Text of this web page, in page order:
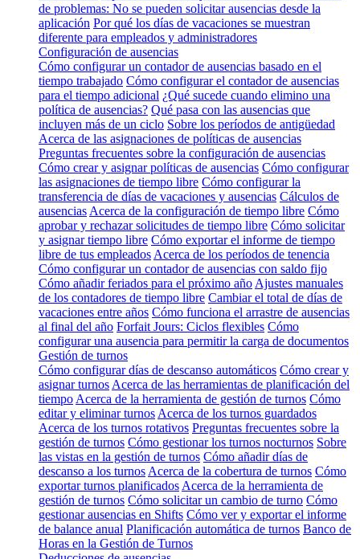
de problemas: No se pueden solicitar ausencias desde la
aplicación Por qué los días de vacaciones se muestran
diferente para empleados y administradores
Configuración de ausencias
Cómo configurar un contador de ausencias basado en el
tiempo trabajado Cómo configurar el contador de ausencias
para el tiempo adicional ¿Qué sucede cuando elimino una
política de ausencias? Qué pasa con las ausencias que
incluyen más de un ciclo Sobre los períodos de antigüedad
Acerca de las asignaciones de políticas de ausencias
Preguntas frecuentes sobre la configuración de ausencias
Cómo crear y asignar políticas de ausencias Cómo configurar
las asignaciones de tiempo libre Cómo configurar la
transferencia de días de vacaciones y ausencias Cálculos de
ausencias Acerca de la configuración de tiempo libre Cómo
aprobar y rechazar solicitudes de tiempo libre Cómo solicitar
y asignar tiempo libre Cómo exportar el informe de tiempo
libre de tus empleados Acerca de los períodos de tenencia
Cómo configurar un contador de ausencias con saldo fijo
Cómo añadir feriados para el próximo año Ajustes manuales
de los contadores de tiempo libre Cambiar el total de días de
vacaciones entre años Cómo funciona el arrastre de ausencias
al final del año Forfait Jours: Ciclos flexibles Cómo
configurar una ausencia para permitir la carga de documentos
Gestión de turnos
Cómo configurar días de descanso automáticos Cómo crear y
asignar turnos Acerca de las herramientas de planificación del
tiempo Acerca de la herramienta de gestión de turnos Cómo
editar y eliminar turnos Acerca de los turnos guardados
Acerca de los turnos rotativos Preguntas frecuentes sobre la
gestión de turnos Cómo gestionar los turnos nocturnos Sobre
las vistas en la gestión de turnos Cómo añadir días de
descanso a los turnos Acerca de la cobertura de turnos Cómo
exportar turnos planificados Acerca de la herramienta de
gestión de turnos Cómo solicitar un cambio de turno Cómo
gestionar ausencias en Shifts Cómo ver y exportar el informe
de balance anual Planificación automática de turnos Banco de
Horas en la Gestión de Turnos